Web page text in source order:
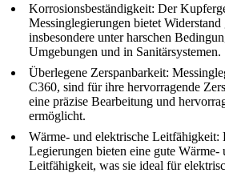
Korrosionsbeständigkeit: Der
Messinglegierungen bietet
insbesondere unter harschen
Umgebungen und in Sanitärsystemen.
Überlegene Zerspanbarkeit:
C360, sind für ihre hervorragende
eine präzise Bearbeitung und
ermöglicht.
Wärme- und elektrische Leitfähigkeit:
Legierungen bieten eine gute Wärme-
Leitfähigkeit, was sie ideal für